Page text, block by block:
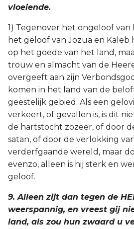
vloeiende.
1) Tegenover het ongeloof
het geloof van Jozua en Kaleb
op het goede van het land,
trouw en almacht van de
overgeeft aan zijn
komen in het land van de
geestelijk gebied. Als een
verkeert, of gevallen is, is dit
de hartstocht zozeer, of door
satan, of door de verlokking
verderfgaande wereld, maar
evenzo, alleen is hij sterk en
geloof.
9. Alleen zijt dan tegen de
weerspannig, en vreest gij
land, als zou hun zwaard u